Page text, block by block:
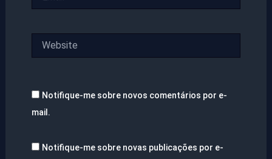
Notifique-me sobre novos comentários por e-
mail.
Notifique-me sobre novas publicações por e-